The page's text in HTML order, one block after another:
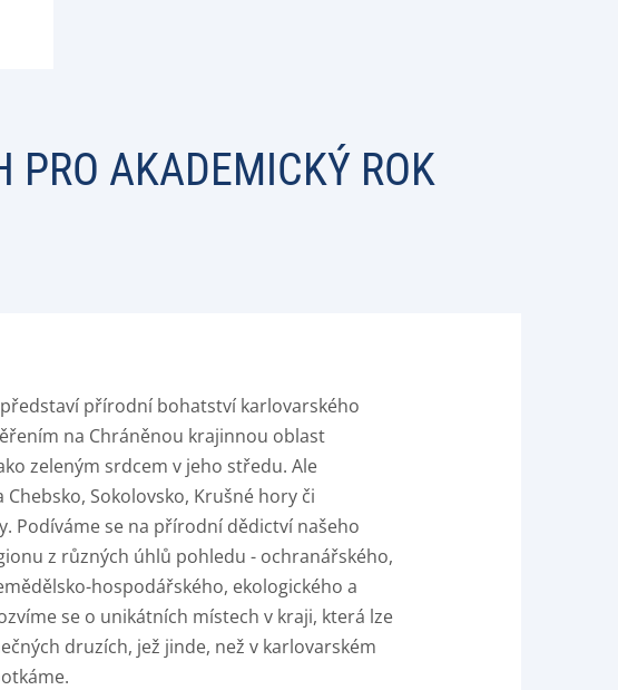
AKADEMICKÝ ROK
přírodní bohatství karlovarského
na Chráněnou krajinnou oblast
zeleným srdcem v jeho středu. Ale
Sokolovsko, Krušné hory či
Podíváme se na přírodní dědictví našeho
z různých úhlů pohledu - ochranářského,
hospodářského, ekologického a
se o unikátních místech v kraji, která lze
druzích, jež jinde, než v karlovarském